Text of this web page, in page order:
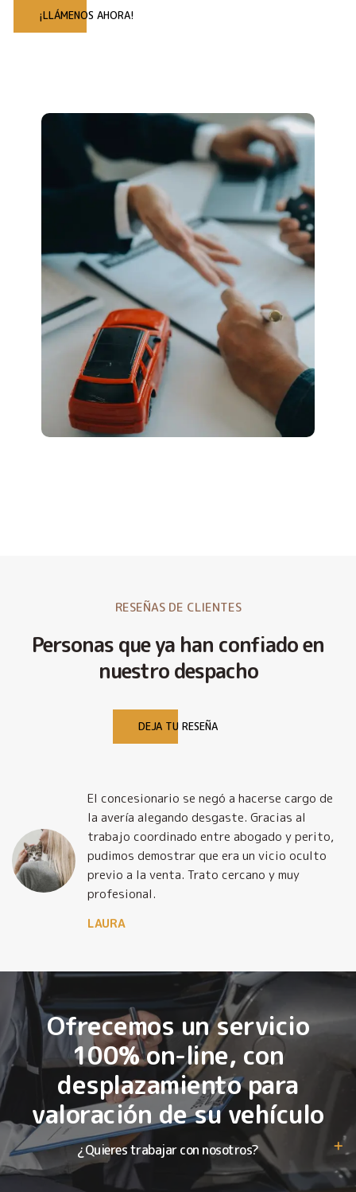
¡LLÁMENOS AHORA!
RESEÑAS DE CLIENTES
Personas que ya han confiado en
nuestro despacho
DEJA TU RESEÑA
El concesionario se negó a hacerse cargo de
la avería alegando desgaste. Gracias al
trabajo coordinado entre abogado y perito,
pudimos demostrar que era un vicio oculto
previo a la venta. Trato cercano y muy
profesional.
LAURA
Ofrecemos un servicio
100% on-line, con
desplazamiento para
valoración de su vehículo
¿Quieres trabajar con nosotros?